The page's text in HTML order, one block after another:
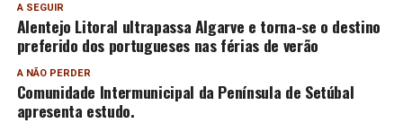
A SEGUIR
Alentejo Litoral ultrapassa Algarve e torna-se o destino
preferido dos portugueses nas férias de verão
A NÃO PERDER
Comunidade Intermunicipal da Península de Setúbal
apresenta estudo.